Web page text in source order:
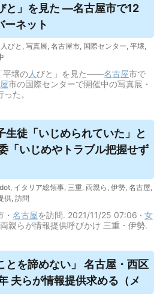
と」を見た ―名古屋市で12
ーネット
人びと , 写真展, 名古屋市, 国際センター, 平壌,
平壌の人 びと」を見た――名古屋市で
市の国際センターで開催中の写真展・
た。
生徒「いじめられていた」と
「いじめやトラブル把握せず
, イタリア総領事, 三重, 両親ら , 伊勢, 名古屋,
供, 訪問
名古屋を訪問. 2021/11/25 07:06 · 女
親らが情報提供呼びかけ 三重・伊勢.
とを諦めない」 名古屋 ・西区
夫らが情報提供求める（メ